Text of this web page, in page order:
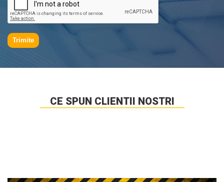
Trimite
CE SPUN CLIENTII NOSTRI